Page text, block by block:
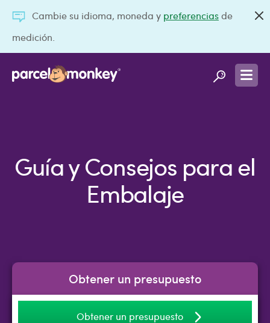
Cambie su idioma, moneda y preferenciasde
medición.
Guía y Consejos para el
Embalaje
Obtener un presupuesto
Obtener un presupuesto